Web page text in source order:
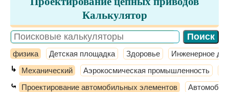
Калькулятор
физика Детская площадка Здоровье Инженерное
↳ Механический Аэрокосмическая промышленность
⤿ Проектирование автомобильных элементов